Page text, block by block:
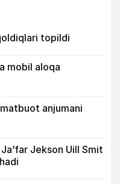
topildi
mobil aloqa
anjumani
Jekson Uill Smit